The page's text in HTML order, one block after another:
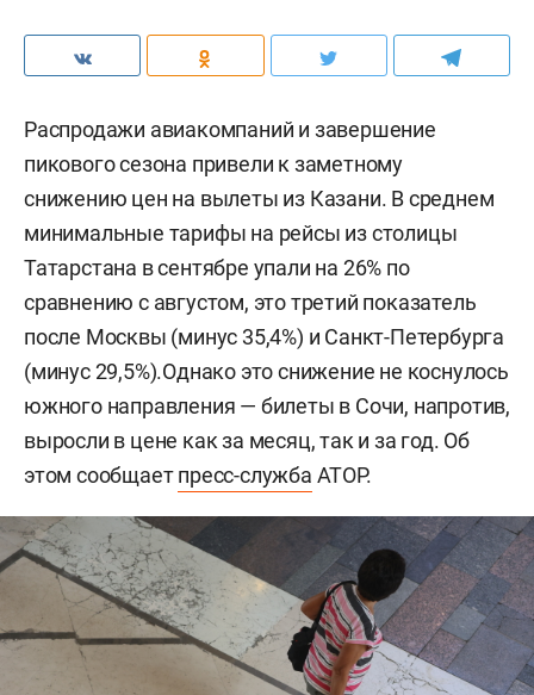
Распродажи авиакомпаний и завершение
пикового сезона привели к заметному
снижению цен на вылеты из Казани. В среднем
минимальные тарифы на рейсы из столицы
Татарстана в сентябре упали на 26% по
сравнению с августом, это третий показатель
после Москвы (минус 35,4%) и Санкт-Петербурга
(минус 29,5%).Однако это снижение не коснулось
южного направления — билеты в Сочи, напротив,
выросли в цене как за месяц, так и за год. Об
этом сообщаетпресс-служба АТОР.